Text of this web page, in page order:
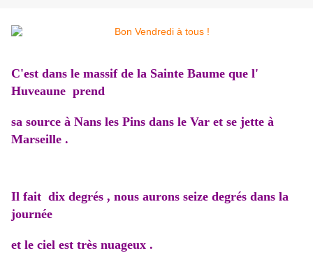
C'est dans le massif de la Sainte Baume que l'
Huveaune prend
sa source à Nans les Pins dans le Var et se jette à
Marseille .
Il fait dix degrés , nous aurons seize degrés dans la
journée
et le ciel est très nuageux .